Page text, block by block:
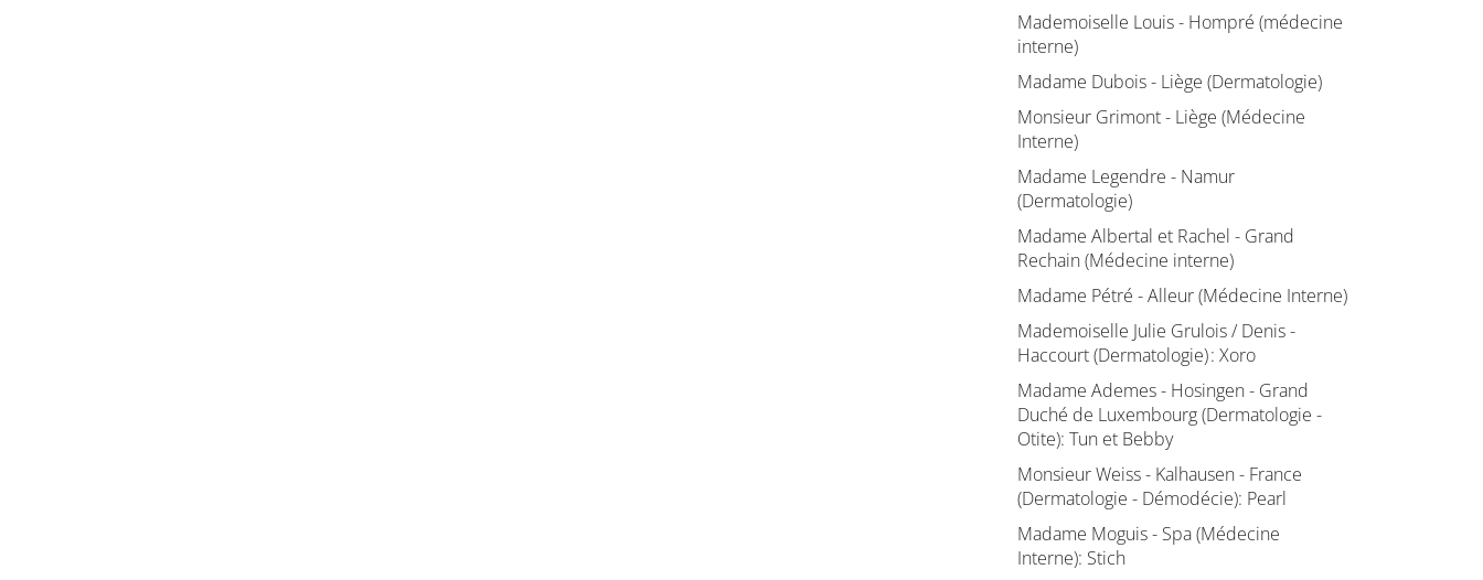
Mademoiselle Louis - Hompré (médecine
interne)
Madame Dubois - Liège (Dermatologie)
Monsieur Grimont - Liège (Médecine
Interne)
Madame Legendre - Namur
(Dermatologie)
Madame Albertal et Rachel - Grand
Rechain (Médecine interne)
Madame Pétré - Alleur (Médecine Interne)
Mademoiselle Julie Grulois / Denis -
Haccourt (Dermatologie) : Xoro
Madame Ademes - Hosingen - Grand
Duché de Luxembourg (Dermatologie -
Otite): Tun et Bebby
Monsieur Weiss - Kalhausen - France
(Dermatologie - Démodécie): Pearl
Madame Moguis - Spa (Médecine
Interne): Stich